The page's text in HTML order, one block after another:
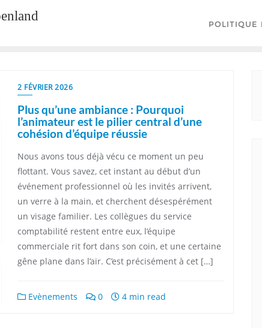
POLITIQUE
2 FÉVRIER 2026
Plus qu’une ambiance : Pourquoi
l’animateur est le pilier central d’une
cohésion d’équipe réussie
Nous avons tous déjà vécu ce moment un peu
flottant. Vous savez, cet instant au début d’un
événement professionnel où les invités arrivent,
un verre à la main, et cherchent désespérément
un visage familier. Les collègues du service
comptabilité restent entre eux, l’équipe
commerciale rit fort dans son coin, et une certaine
gêne plane dans l’air. C’est précisément à cet […]
Evènements 0 4 min read